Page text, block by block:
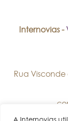
Internovias -
Rua